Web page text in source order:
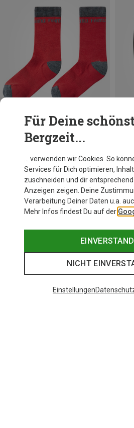
Du sparst 24%
Für Deine
Bergzeit...
… verwenden wir Cookies. So
Services für Dich optimieren,
zuschneiden und dir
Anzeigen zeigen. Deine
Verarbeitung Deiner Daten u.a.
Mehr Infos findest Du auf der
NICHT
Einstellungen